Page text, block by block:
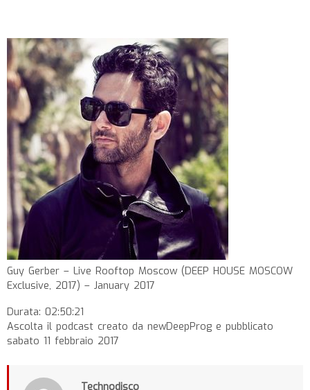
Guy Gerber – Live Rooftop Moscow (DEEP HOUSE MOSCOW
Exclusive, 2017) – January 2017
Durata: 02:50:21
Ascolta il podcast creato da newDeepProg e pubblicato
sabato 11 febbraio 2017
Technodisco